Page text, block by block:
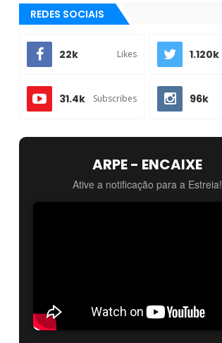
REDES SOCIAIS
22k Likes 1.120k
31.4k Subscribes 96k
ARPE - ENCAIXE
Ative a notificação para a Estreia!